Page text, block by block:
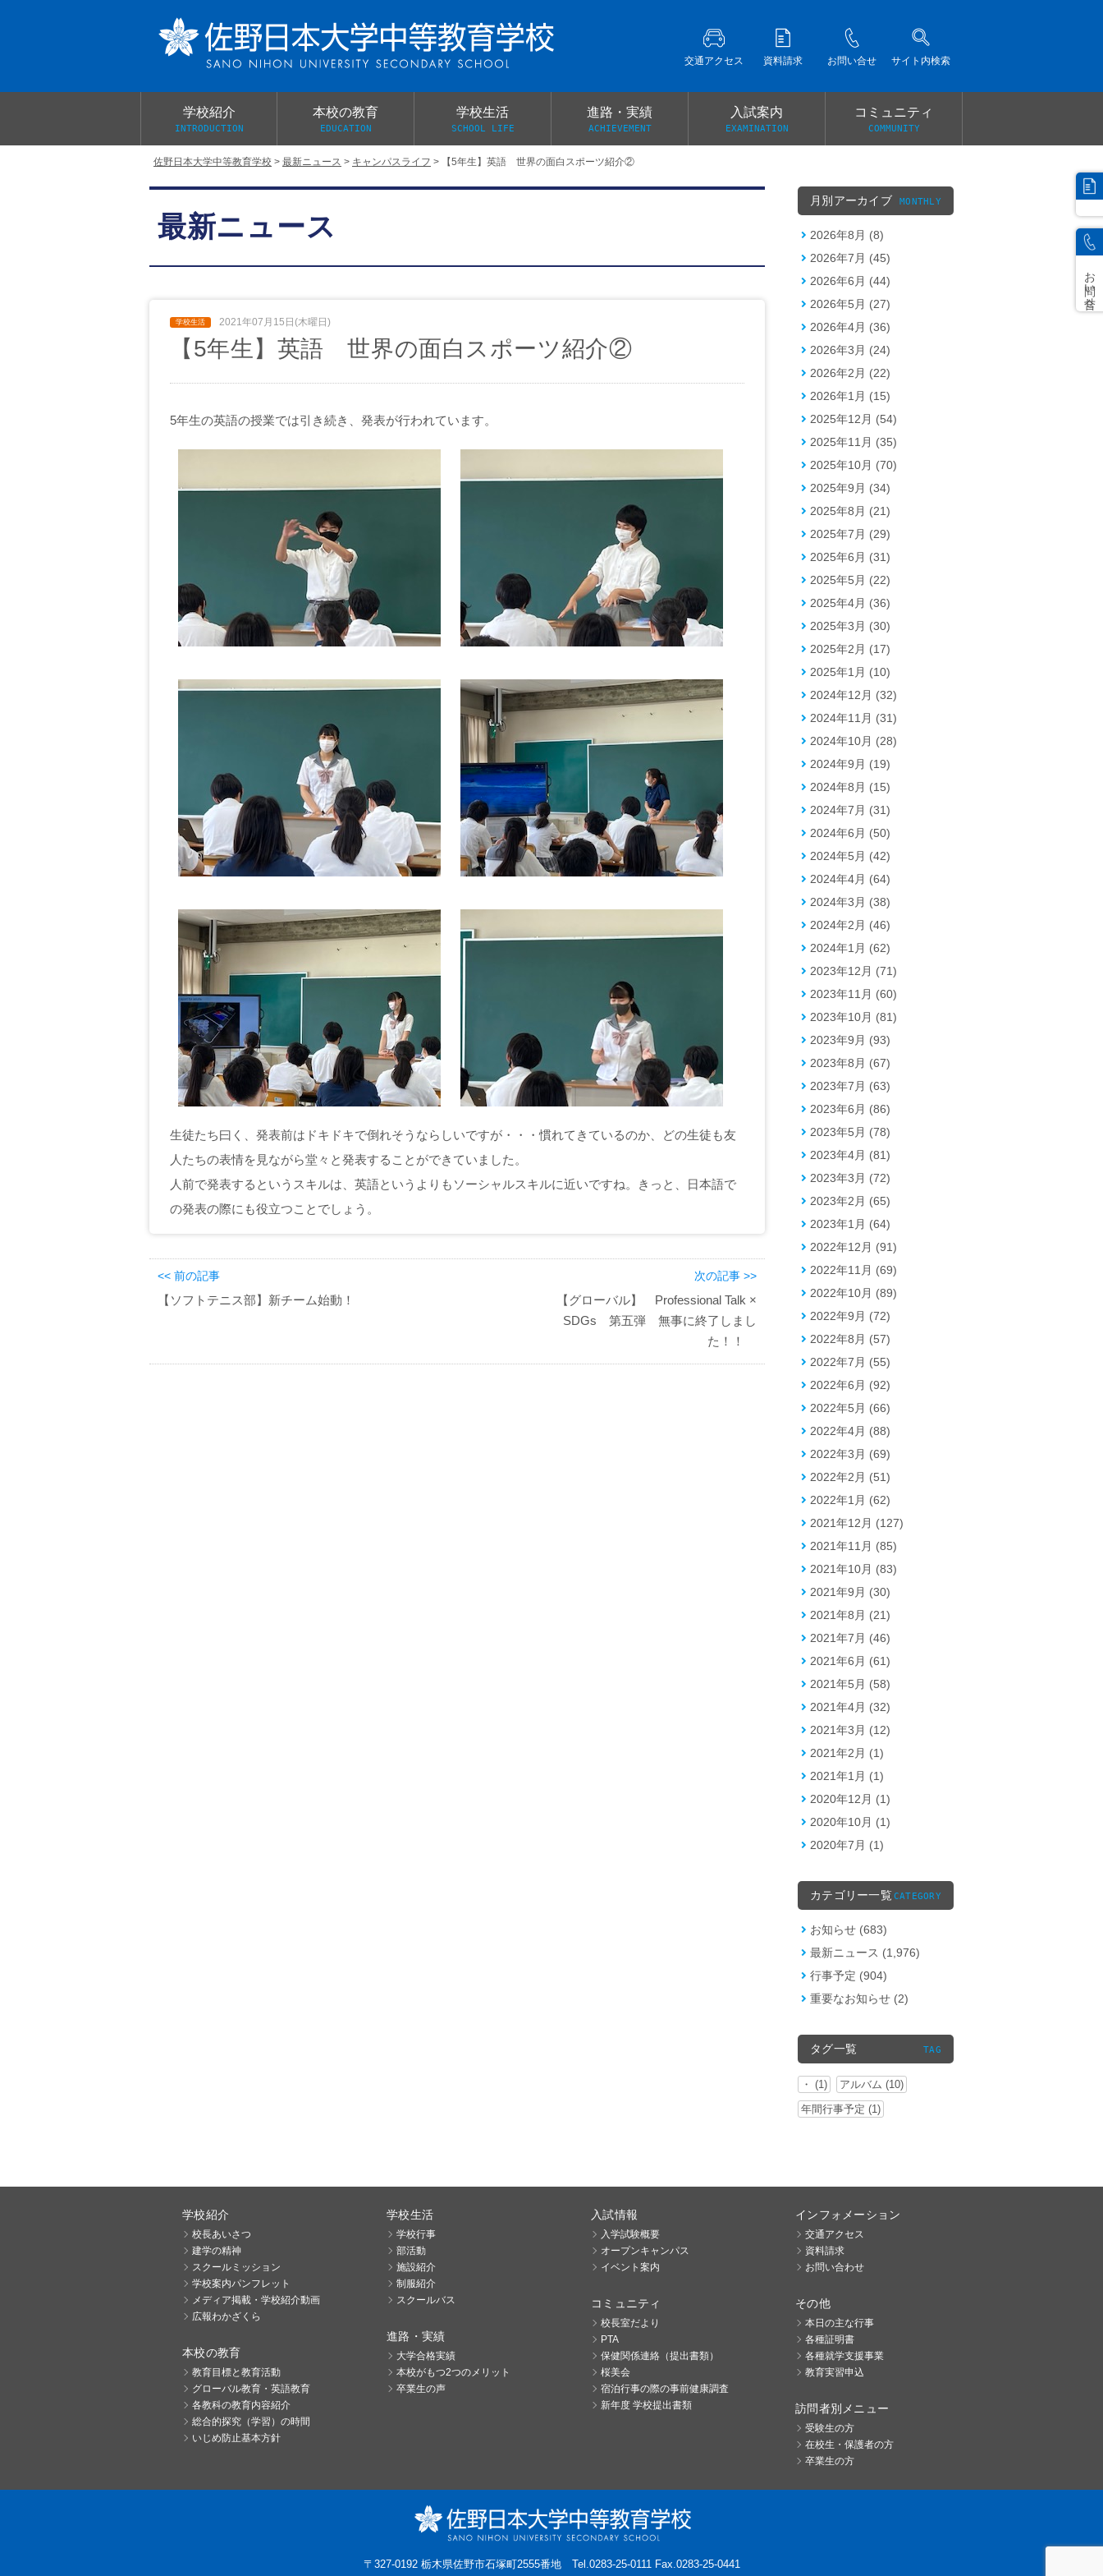
お問い合せ
交通アクセス 資料請求 お問い合せ サイト内検索
佐野日本大学中等教育学校 > 最新ニュース > キャンパスライフ > 【5年生】英語 世界の面白スポーツ紹介②
学校紹介
INTRODUCTION
学校案内パンフレット
本校の教育
EDUCATION
総合的探究（学習）の時間
学校生活
SCHOOL LIFE
制服紹介
進路・実績
ACHIEVEMENT
入試案内
EXAMINATION
コミュニティ
COMMUNITY
桜美会
最新ニュース
2021年07月15日(木曜日)
【5年生】英語 世界の面白スポーツ紹介②
5年生の英語の授業では引き続き、発表が行われています。
生徒たち曰く、発表前はドキドキで倒れそうならしいですが・・・慣れてきているのか、どの生徒も友
人たちの表情を見ながら堂々と発表することができていました。
人前で発表するというスキルは、英語というよりもソーシャルスキルに近いですね。きっと、日本語で
の発表の際にも役立つことでしょう。
<< 前の記事
【ソフトテニス部】新チーム始動！
次の記事 >>
【グローバル】 Professional Talk ×
SDGs 第五弾 無事に終了しまし
た！！
月別アーカイブ MONTHLY
2026年8月 (8)
2026年7月 (45)
2026年6月 (44)
2026年5月 (27)
2026年4月 (36)
2026年3月 (24)
2026年2月 (22)
2026年1月 (15)
2025年12月 (54)
2025年11月 (35)
2025年10月 (70)
2025年9月 (34)
2025年8月 (21)
2025年7月 (29)
2025年6月 (31)
2025年5月 (22)
2025年4月 (36)
2025年3月 (30)
2025年2月 (17)
2025年1月 (10)
2024年12月 (32)
2024年11月 (31)
2024年10月 (28)
2024年9月 (19)
2024年8月 (15)
2024年7月 (31)
2024年6月 (50)
2024年5月 (42)
2024年4月 (64)
2024年3月 (38)
2024年2月 (46)
2024年1月 (62)
2023年12月 (71)
2023年11月 (60)
2023年10月 (81)
2023年9月 (93)
2023年8月 (67)
2023年7月 (63)
2023年6月 (86)
2023年5月 (78)
2023年4月 (81)
2023年3月 (72)
2023年2月 (65)
2023年1月 (64)
2022年12月 (91)
2022年11月 (69)
2022年10月 (89)
2022年9月 (72)
2022年8月 (57)
2022年7月 (55)
2022年6月 (92)
2022年5月 (66)
2022年4月 (88)
2022年3月 (69)
2022年2月 (51)
2022年1月 (62)
2021年12月 (127)
2021年11月 (85)
2021年10月 (83)
2021年9月 (30)
2021年8月 (21)
2021年7月 (46)
2021年6月 (61)
2021年5月 (58)
2021年4月 (32)
2021年3月 (12)
2021年2月 (1)
2021年1月 (1)
2020年12月 (1)
2020年10月 (1)
2020年7月 (1)
カテゴリー一覧 CATEGORY
お知らせ (683)
最新ニュース (1,976)
行事予定 (904)
重要なお知らせ (2)
タグ一覧 TAG
・ (1)
アルバム (10)
年間行事予定 (1)
学校紹介
校長あいさつ
建学の精神
スクールミッション
学校案内パンフレット
メディア掲載・学校紹介動画
広報わかざくら
本校の教育
教育目標と教育活動
グローバル教育・英語教育
各教科の教育内容紹介
総合的探究（学習）の時間
いじめ防止基本方針
学校生活
学校行事
部活動
施設紹介
制服紹介
スクールバス
進路・実績
大学合格実績
本校がもつ2つのメリット
卒業生の声
入試情報
入学試験概要
オープンキャンパス
イベント案内
コミュニティ
校長室だより
PTA
保健関係連絡（提出書類）
桜美会
宿泊行事の際の事前健康調査
新年度 学校提出書類
インフォメーション
交通アクセス
資料請求
お問い合わせ
その他
本日の主な行事
各種証明書
各種就学支援事業
教育実習申込
訪問者別メニュー
受験生の方
在校生・保護者の方
卒業生の方
〒327-0192 栃木県佐野市石塚町2555番地 Tel.0283-25-0111 Fax.0283-25-0441